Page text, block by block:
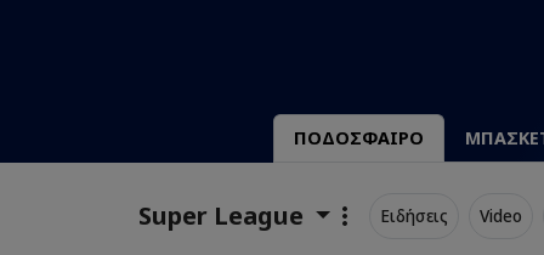
ΠΟΔΟΣΦΑΙΡΟ
Super League Ειδήσεις Video